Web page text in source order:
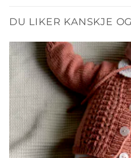
DU LIKER KANSKJE